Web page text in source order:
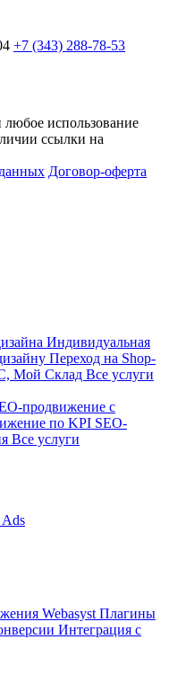
+7 (343) 288-78-53
использование
ссылки на
Договор-оферта
Индивидуальная
Переход на Shop-
Мой Склад Все услуги
продвижение с
по KPI SEO-
Все услуги
Webasyst Плагины
Интеграция с